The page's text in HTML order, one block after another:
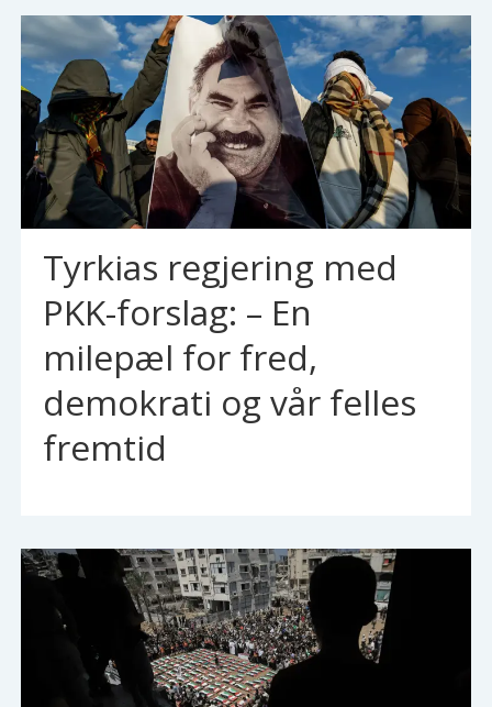
Tyrkias regjering med
PKK-forslag: – En
milepæl for fred,
demokrati og vår felles
fremtid